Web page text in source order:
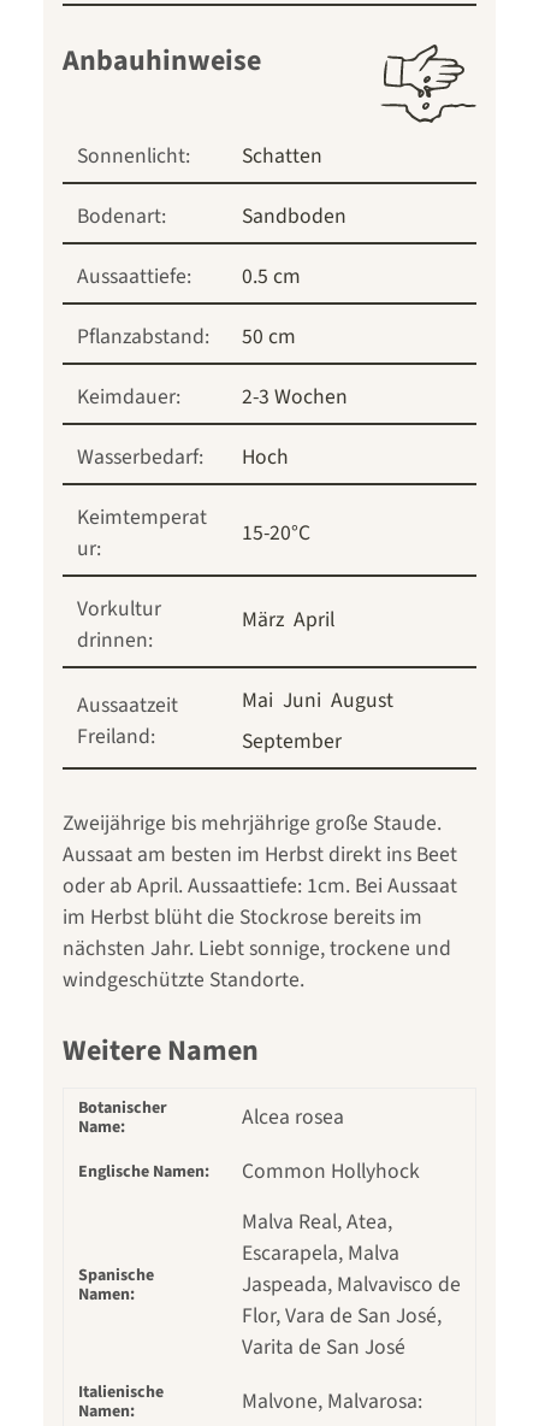
Anbauhinweise
Sonnenlicht:
Schatten
Bodenart:
Sandboden
Aussaattiefe:
0.5 cm
Pflanzabstand:
50 cm
Keimdauer:
2-3 Wochen
Wasserbedarf:
Hoch
Keimtemperat
ur:
15-20°C
Vorkultur
drinnen:
März April
Aussaatzeit
Freiland:
Mai Juni August
September
Zweijährige bis mehrjährige große Staude.
Aussaat am besten im Herbst direkt ins Beet
oder ab April. Aussaattiefe: 1cm. Bei Aussaat
im Herbst blüht die Stockrose bereits im
nächsten Jahr. Liebt sonnige, trockene und
windgeschützte Standorte.
Weitere Namen
Botanischer
Name:
Alcea rosea
Englische Namen: Common Hollyhock
Spanische
Namen:
Malva Real, Atea,
Escarapela, Malva
Jaspeada, Malvavisco de
Flor, Vara de San José,
Varita de San José
Italienische
Namen:
Malvone, Malvarosa: